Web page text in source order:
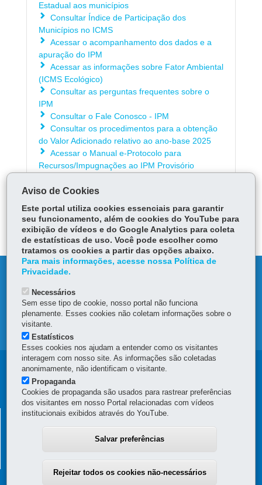
Estadual aos municípios
Consultar Índice de Participação dos
Municípios no ICMS
Acessar o acompanhamento dos dados e a
apuração do IPM
Acessar as informações sobre Fator Ambiental
(ICMS Ecológico)
Consultar as perguntas frequentes sobre o
IPM
Consultar o Fale Conosco - IPM
Consultar os procedimentos para a obtenção
do Valor Adicionado relativo ao ano-base 2025
Acessar o Manual e-Protocolo para
Recursos/Impugnações ao IPM Provisório
ÓRGÃO RESPONSÁVEL
DEIXE SUA OPINIÃO
MAPA DO SITE
DENUNCIE CORRUPÇÃO
OUVIDORIA
Navegação
principal
SECRETARIA DA FAZENDA
MAPA
Aviso de Cookies
Este portal utiliza cookies essenciais para garantir
seu funcionamento, além de cookies do YouTube para
exibição de vídeos e do Google Analytics para coleta
de estatísticas de uso. Você pode escolher como
tratamos os cookies a partir das opções abaixo.
Para mais informações, acesse nossa Política de
Privacidade.
Necessários
Sem esse tipo de cookie, nosso portal não funciona
plenamente. Esses cookies não coletam informações sobre o
visitante.
Estatísticos
Esses cookies nos ajudam a entender como os visitantes
interagem com nosso site. As informações são coletadas
anonimamente, não identificam o visitante.
Propaganda
Cookies de propaganda são usados para rastrear preferências
dos visitantes em nosso Portal relacionadas com vídeos
institucionais exibidos através do YouTube.
Salvar preferências
Rejeitar todos os cookies não-necessários